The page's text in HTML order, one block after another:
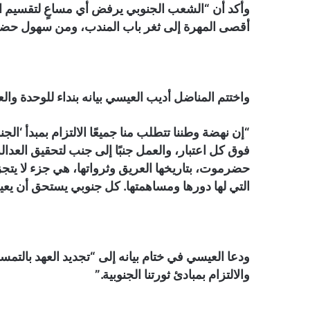
وأكد أن “الشعب الجنوبي يرفض أي مساعٍ لتقسيم
أقصى المهرة إلى ثغر باب المندب، ومن سهول
واختتم المناضل أديب العيسي بيانه بنداء للوحدة
“إن نهضة وطننا تتطلب منا جميعًا الالتزام بمبدأ
فوق كل اعتبار، والعمل جنبًا إلى جنب لتحقيق
حضرموت، بتاريخها العريق وثرواتها، هي جزء لا
التي لها دورها ومساهمتها. كل جنوبي يستحق
ودعا العيسي في ختام بيانه إلى “تجديد العهد
والالتزام بمبادئ ثورتنا الجنوبية.”